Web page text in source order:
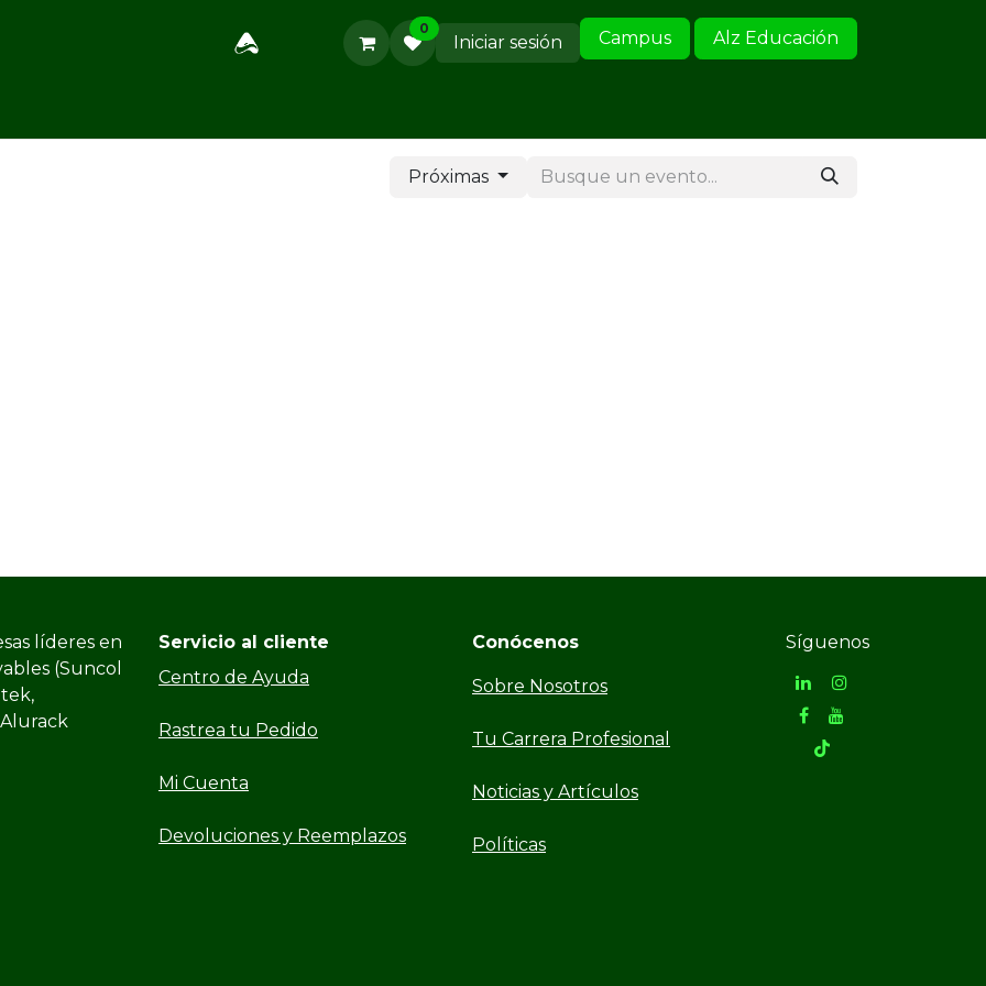
0
Iniciar sesión Campus Alz Educación
Próximas
líderes en
(Suncol
Servicio al cliente
Centro de Ayuda
Rastrea tu Pedido
Mi Cuenta
Devoluciones y Reemplazos
Conócenos
Sobre Nosotros
Tu Carrera Profesional
Noticias y Artículos
Políticas
Síguenos